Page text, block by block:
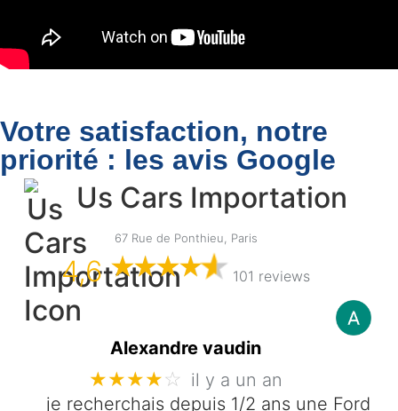
Votre satisfaction, notre
priorité : les avis Google
Us Cars Importation
67 Rue de Ponthieu, Paris
4,6 101 reviews
Alexandre vaudin
★★★★☆ il y a un an
je recherchais depuis 1/2 ans une Ford